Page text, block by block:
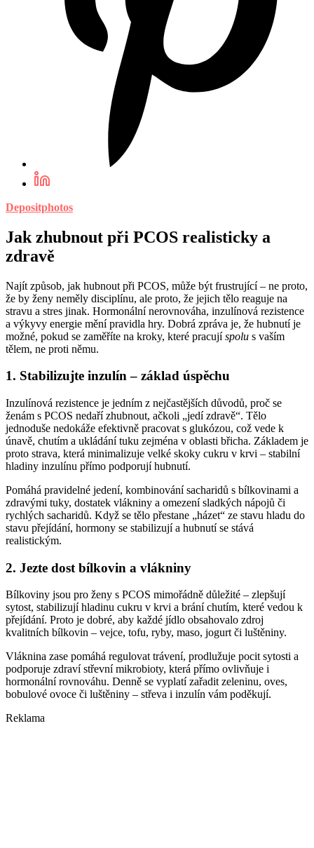
Depositphotos
Jak zhubnout při PCOS realisticky a
zdravě
Najít způsob, jak hubnout při PCOS, může být frustrující – ne proto,
že by ženy neměly disciplínu, ale proto, že jejich tělo reaguje na
stravu a stres jinak. Hormonální nerovnováha, inzulínová rezistence
a výkyvy energie mění pravidla hry. Dobrá zpráva je, že hubnutí je
možné, pokud se zaměříte na kroky, které pracujíspolu s vaším
tělem, ne proti němu.
1. Stabilizujte inzulín – základ úspěchu
Inzulínová rezistence je jedním z nejčastějších důvodů, proč se
ženám s PCOS nedaří zhubnout, ačkoli „jedí zdravě“. Tělo
jednoduše nedokáže efektivně pracovat s glukózou, což vede k
únavě, chutím a ukládání tuku zejména v oblasti břicha. Základem je
proto strava, která minimalizuje velké skoky cukru v krvi – stabilní
hladiny inzulínu přímo podporují hubnutí.
Pomáhá pravidelné jedení, kombinování sacharidů s bílkovinami a
zdravými tuky, dostatek vlákniny a omezení sladkých nápojů či
rychlých sacharidů. Když se tělo přestane „házet“ ze stavu hladu do
stavu přejídání, hormony se stabilizují a hubnutí se stává
realistickým.
2. Jezte dost bílkovin a vlákniny
Bílkoviny jsou pro ženy s PCOS mimořádně důležité – zlepšují
sytost, stabilizují hladinu cukru v krvi a brání chutím, které vedou k
přejídání. Proto je dobré, aby každé jídlo obsahovalo zdroj
kvalitních bílkovin – vejce, tofu, ryby, maso, jogurt či luštěniny.
Vláknina zase pomáhá regulovat trávení, prodlužuje pocit sytosti a
podporuje zdraví střevní mikrobioty, která přímo ovlivňuje i
hormonální rovnováhu. Denně se vyplatí zařadit zeleninu, oves,
bobulové ovoce či luštěniny – střeva i inzulín vám poděkují.
Reklama